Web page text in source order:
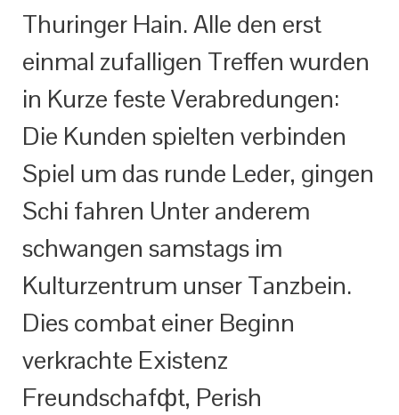
Thuringer Hain. Alle den erst
einmal zufalligen Treffen wurden
in Kurze feste Verabredungen:
Die Kunden spielten verbinden
Spiel um das runde Leder, gingen
Schi fahren Unter anderem
schwangen samstags im
Kulturzentrum unser Tanzbein.
Dies combat einer Beginn
verkrachte Existenz
Freundschafфt, Perish